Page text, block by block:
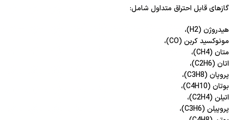
گازهای قابل احتراق متداول شامل:
هیدروژن (H2)،
مونوکسید کربن (CO)،
متان (CH4)،
اتان (C2H6)،
پروپان (C3H8)،
بوتان (C4H10)،
اتیلن (C2H4)،
پروپیلن (C3H6)،